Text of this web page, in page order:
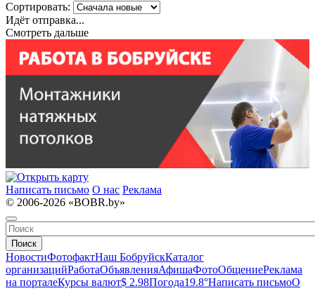
Сортировать:
Идёт отправка...
Смотреть дальше
Написать письмо О нас Реклама
© 2006-2026 «BOBR.by»
Поиск
НовостиФотофактНаш БобруйскКаталог
организацийРаботаОбъявленияАфишаФотоОбщениеРеклама
на порталеКурсы валют$ 2.98Погода19.8°Написать письмоО